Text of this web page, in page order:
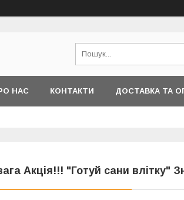
НАС КОНТАКТИ ДОСТАВКА ТА
Акція!!! "Готуй сани влітку"